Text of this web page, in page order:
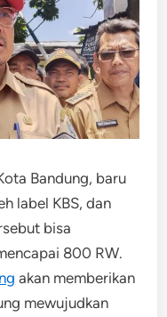
Bandung, baru
label KBS, dan
bisa
800 RW.
akan memberikan
mewujudkan